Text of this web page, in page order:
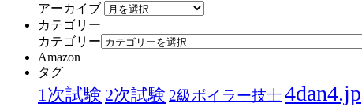
アーカイブ
カテゴリー
カテゴリー
Amazon
タグ
1次試験 2次試験 2級ボイラー技士4dan4.jp